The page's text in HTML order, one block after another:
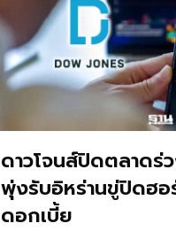
ดาวโจนส์ปิดตลาด
พุ่งรับอิหร่านขู่ปิดฮ
ดอกเบี้ย